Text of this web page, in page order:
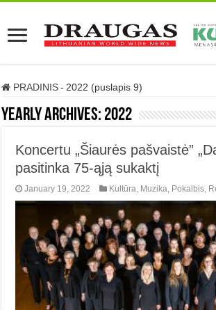
PRADINIS - 2022 (puslapis 9)
Yearly Archives: 2022
Koncertu „Šiaurės pašvaistė”
pasitinka 75-ąją sukaktį
January 19, 2022 Kultūra, Muzika, Pokalbis,